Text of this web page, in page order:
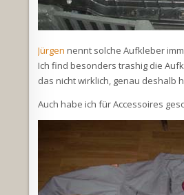
Jürgen nennt solche Aufkleber
Ich find besonders trashig die
das nicht wirklich, genau deshalb
Auch habe ich für Accessoires